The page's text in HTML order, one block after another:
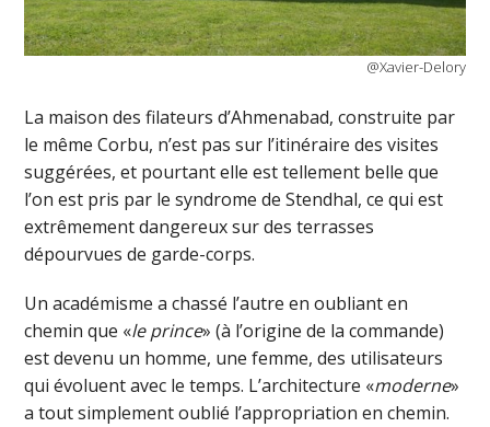
@Xavier-Delory
La maison des filateurs d’Ahmenabad, construite par
le même Corbu, n’est pas sur l’itinéraire des visites
suggérées, et pourtant elle est tellement belle que
l’on est pris par le syndrome de Stendhal, ce qui est
extrêmement dangereux sur des terrasses
dépourvues de garde-corps.
Un académisme a chassé l’autre en oubliant en
chemin que «le prince» (à l’origine de la commande)
est devenu un homme, une femme, des utilisateurs
qui évoluent avec le temps. L’architecture «moderne»
a tout simplement oublié l’appropriation en chemin.